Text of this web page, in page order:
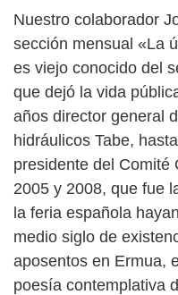
Nuestro colaborador
sección mensual «La
es viejo conocido del
que dejó la vida
años director general
hidráulicos Tabe,
presidente del Comité
2005 y 2008, que fue
la feria española
medio siglo de
aposentos en Ermua,
poesía contemplativa